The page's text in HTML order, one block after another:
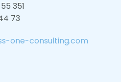
351
73
one-consulting.com